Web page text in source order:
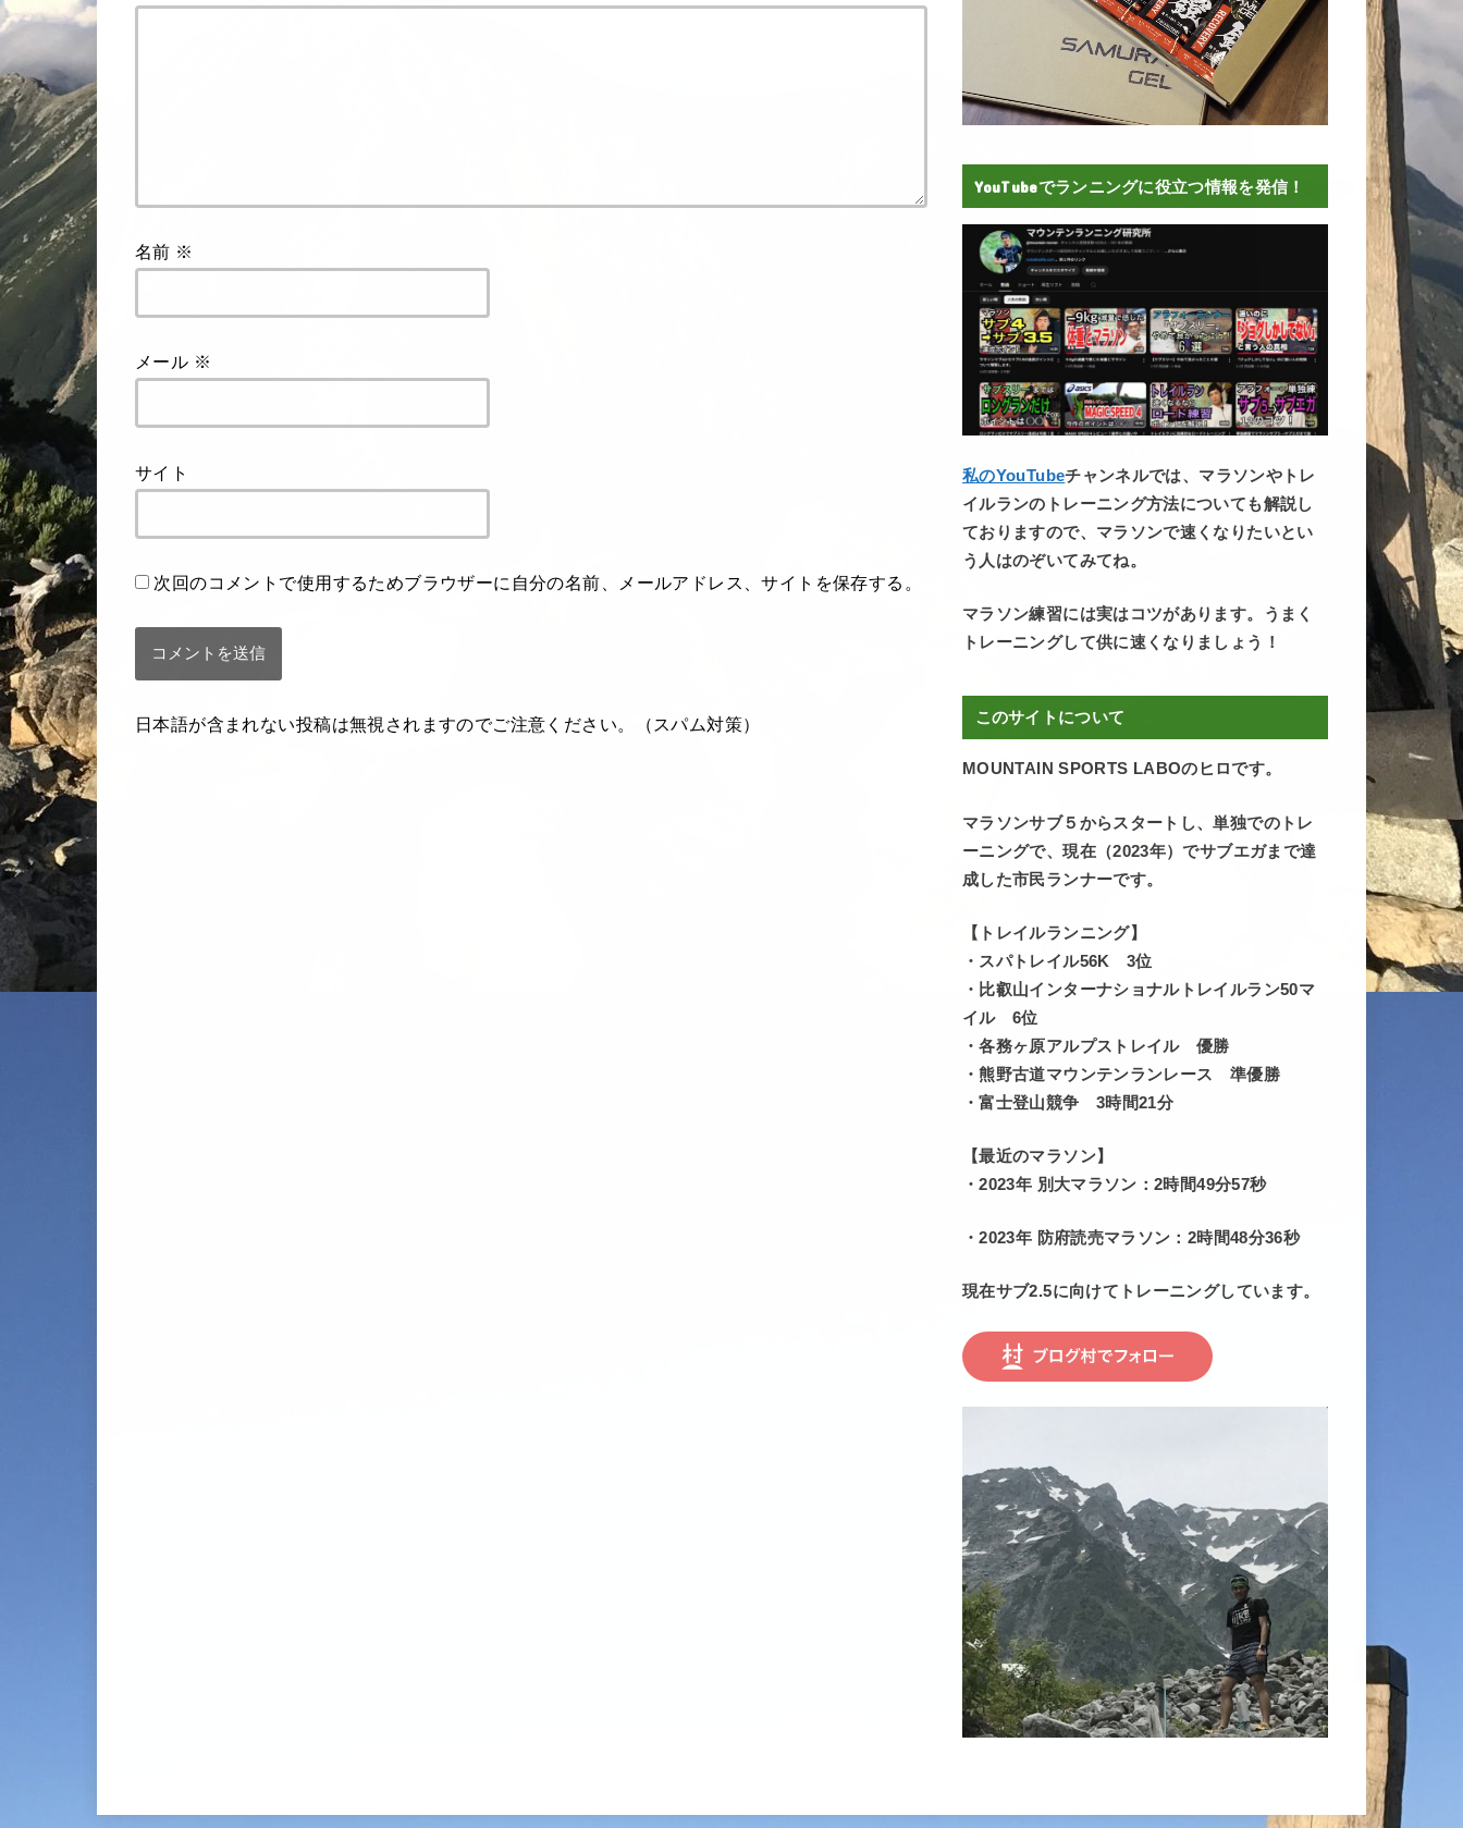
名前 ※
メール ※
サイト
次回のコメントで使用するためブラウザーに自分の名前、メールアドレス、サイトを保存する。
日本語が含まれない投稿は無視されますのでご注意ください。（スパム対策）
YouTubeでランニングに役立つ情報を発信！
私のYouTubeチャンネルでは、マラソンやトレ
イルランのトレーニング方法についても解説し
ておりますので、マラソンで速くなりたいとい
う人はのぞいてみてね。
マラソン練習には実はコツがあります。うまく
トレーニングして供に速くなりましょう！
このサイトについて
MOUNTAIN SPORTS LABOのヒロです。
マラソンサブ５からスタートし、単独でのトレ
ーニングで、現在（2023年）でサブエガまで達
成した市民ランナーです。
【トレイルランニング】
・スパトレイル56K 3位
・比叡山インターナショナルトレイルラン50マ
イル 6位
・各務ヶ原アルプストレイル 優勝
・熊野古道マウンテンランレース 準優勝
・富士登山競争 3時間21分
【最近のマラソン】
・2023年 別大マラソン：2時間49分57秒
・2023年 防府読売マラソン：2時間48分36秒
現在サブ2.5に向けてトレーニングしています。